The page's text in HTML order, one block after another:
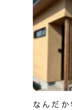
なんだか